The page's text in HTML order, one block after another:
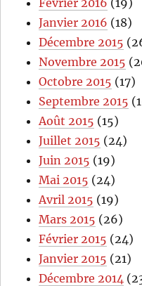
Janvier 2016 (18)
Décembre 2015
Novembre 2015
Octobre 2015 (17)
Septembre 2015
Août 2015 (15)
Juillet 2015 (24)
Juin 2015 (19)
Mai 2015 (24)
Avril 2015 (19)
Mars 2015 (26)
Février 2015 (24)
Janvier 2015 (21)
Décembre 2014